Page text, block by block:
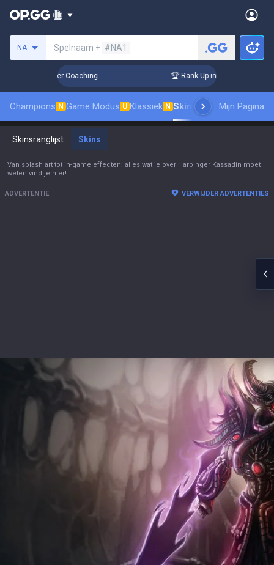
NA Spelnaam + #NA1
Challenger Coaching 🏆 Rank Up in 3 Days! Challenger
Champions N Game Modus U Klassiek N SkinsranglijstMijn Pagina
Skinsranglijst Skins
Van splash art tot in-game effecten: alles wat je over Harbinger Kassadin moet
weten vind je hier!
ADVERTENTIE VERWIJDER ADVERTENTIES